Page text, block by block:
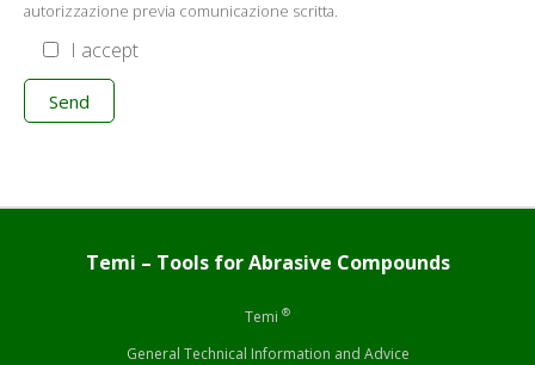
autorizzazione previa comunicazione scritta.
I accept
Temi – Tools for Abrasive Compounds
Temi ®
General Technical Information and Advice